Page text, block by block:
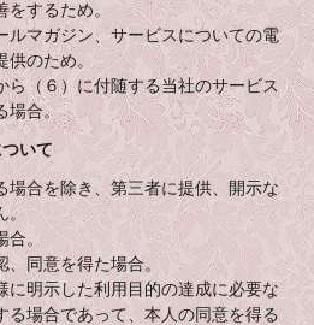
をするため。
ルマガジン、サービスについての電
供のため。
ら（６）に付随する当社のサービス
場合。
いて
場合を除き、第三者に提供、開示な
。
合。
、同意を得た場合。
に明示した利用目的の達成に必要な
る場合であって、本人の同意を得る